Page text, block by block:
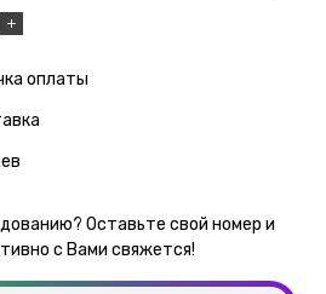
оплаты
Оставьте свой номер и
с Вами свяжется!